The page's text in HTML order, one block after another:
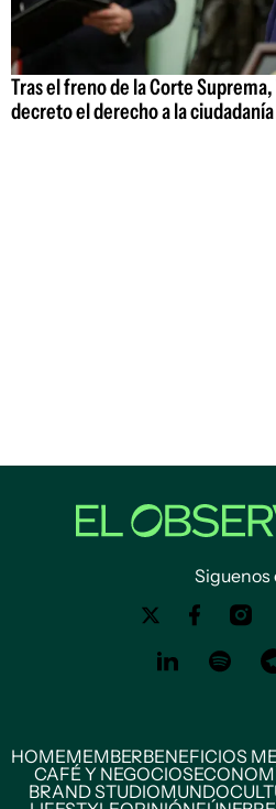
Tras el freno de la Corte
decreto el derecho a la
Siguenos
HOMEMEMBERBENEFICIOS
CAFÉ Y NEGOCIOS
BRAND STUDIOMUNDO